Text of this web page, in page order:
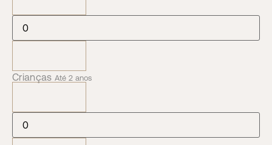
Crianças Até 2 anos